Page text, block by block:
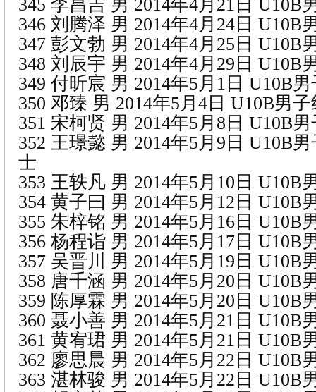
345 李昌吉 男 2014年4月21日 U10B
346 刘腾泽 男 2014年4月24日 U10B
347 彭文勃 男 2014年4月25日 U10B
348 刘辰宇 男 2014年4月29日 U10B
349 付昕宸 男 2014年5月1日 U10B
350 邓臻 男 2014年5月4日 U10B男
351 宋柯贤 男 2014年5月8日 U10B
352 王璟懿 男 2014年5月9日 U10B
士
353 王轶凡 男 2014年5月10日 U10B
354 黄子曰 男 2014年5月12日 U10B
355 朱梓铭 男 2014年5月16日 U10B
356 杨程诣 男 2014年5月17日 U10B
357 吴晋川 男 2014年5月19日 U10B
358 唐千涵 男 2014年5月20日 U10B
359 陈厚霖 男 2014年5月20日 U10B
360 聂小善 男 2014年5月21日 U10B
361 黄宥珺 男 2014年5月21日 U10B
362 廖思晨 男 2014年5月22日 U10B
363 湛林骏 男 2014年5月22日 U10B